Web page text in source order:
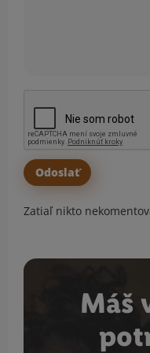
Zatiaľ nikto
Máš